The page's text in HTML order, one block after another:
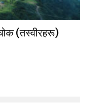
(तस्वीरहरू)